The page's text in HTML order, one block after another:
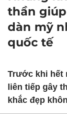
thần
dàn mỹ
quốc tế
Trước khi hết
liên tiếp gây
khắc đẹp